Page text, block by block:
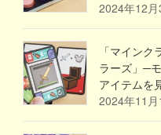
2024年12月
「マイン
ラーズ」─
アイテムを
2024年11月